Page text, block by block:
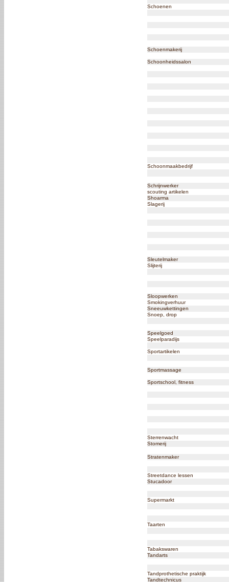
Schoenen
Schoenmakerij
Schoonheidssalon
Schoonmaakbedrijf
Schrijnwerker
scouting artikelen
Shoarma
Slagerij
Sleutelmaker
Slijterij
Sloopwerken
Smokingverhuur
Sneeuwkettingen
Snoep, drop
Speelgoed
Speelparadijs
Sportartikelen
Sportmassage
Sportschool, fitness
Sterrenwacht
Stomerij
Stratenmaker
Streetdance lessen
Stucadoor
Supermarkt
Taarten
Tabakswaren
Tandarts
Tandprothetische praktijk
Tandtechnicus